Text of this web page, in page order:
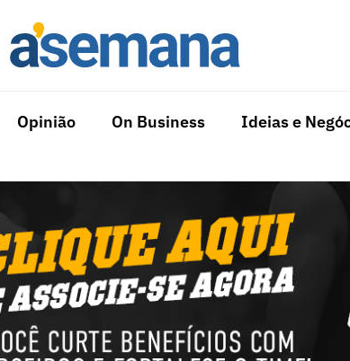
Opinião On Business Ideias e